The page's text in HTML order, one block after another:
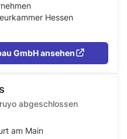
Hessen
GmbH ansehen
abgeschlossen
am Main